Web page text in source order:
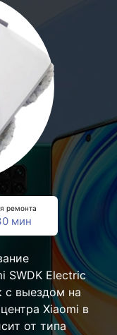
ремонта
мин
SWDK Electric
с выездом на
Xiaomi в
от типа